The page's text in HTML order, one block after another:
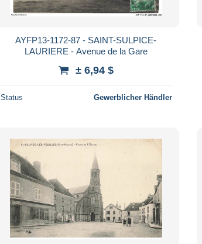
AYFP13-1172-87 - SAINT-SULPICE-
LAURIERE - Avenue de la Gare
± 6,94 $
Status Gewerblicher Händler